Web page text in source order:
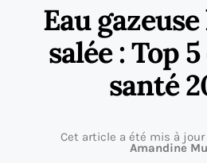
Eau
salée : Top
santé
Cet article a été mis à
Amandine